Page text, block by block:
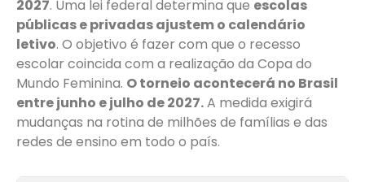
2027. Uma lei federal determina que escolas
públicas e privadas ajustem o calendário
letivo. O objetivo é fazer com que o recesso
escolar coincida com a realização da Copa do
Mundo Feminina. O torneio acontecerá no Brasil
entre junho e julho de 2027.A medida exigirá
mudanças na rotina de milhões de famílias e das
redes de ensino em todo o país.